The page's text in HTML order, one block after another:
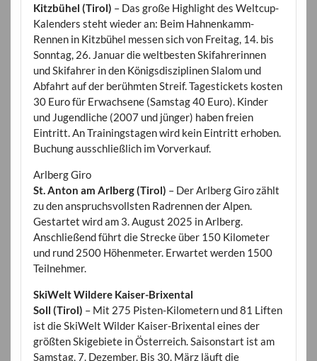
Kitzbühel (Tirol) – Das große Highlight des Weltcup-
Kalenders steht wieder an: Beim Hahnenkamm-
Rennen in Kitzbühel messen sich von Freitag, 14. bis
Sonntag, 26. Januar die weltbesten Skifahrerinnen
und Skifahrer in den Königsdisziplinen Slalom und
Abfahrt auf der berühmten Streif. Tagestickets kosten
30 Euro für Erwachsene (Samstag 40 Euro). Kinder
und Jugendliche (2007 und jünger) haben freien
Eintritt. An Trainingstagen wird kein Eintritt erhoben.
Buchung ausschließlich im Vorverkauf.
Arlberg Giro
St. Anton am Arlberg (Tirol) – Der Arlberg Giro zählt
zu den anspruchsvollsten Radrennen der Alpen.
Gestartet wird am 3. August 2025 in Arlberg.
Anschließend führt die Strecke über 150 Kilometer
und rund 2500 Höhenmeter. Erwartet werden 1500
Teilnehmer.
SkiWelt Wildere Kaiser-Brixental
Soll (Tirol) – Mit 275 Pisten-Kilometern und 81 Liften
ist die SkiWelt Wilder Kaiser-Brixental eines der
größten Skigebiete in Österreich. Saisonstart ist am
Samstag, 7. Dezember. Bis 30. März läuft die